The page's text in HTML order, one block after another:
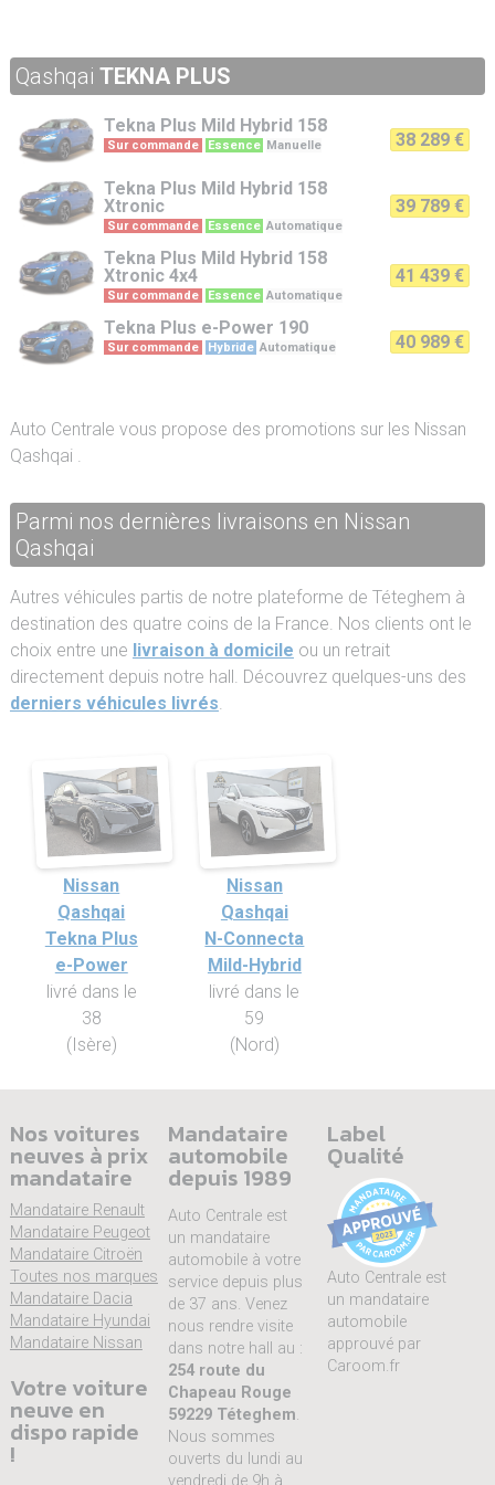
Qashqai TEKNA PLUS
Tekna Plus Mild Hybrid 158
Sur commande Essence Manuelle 38 289 €
Tekna Plus Mild Hybrid 158
Xtronic
Sur commande Essence Automatique
39 789 €
Tekna Plus Mild Hybrid 158
Xtronic 4x4
Sur commande Essence Automatique
41 439 €
Tekna Plus e-Power 190
Sur commande Hybride Automatique 40 989 €
Auto Centrale vous propose des promotions sur les Nissan
Qashqai .
Parmi nos dernières livraisons en Nissan
Qashqai
Autres véhicules partis de notre plateforme de Téteghem à
destination des quatre coins de la France. Nos clients ont le
choix entre une livraison à domicile ou un retrait
directement depuis notre hall. Découvrez quelques-uns des
derniers véhicules livrés.
Nissan
Qashqai
Tekna Plus
e-Power
livré dans le
38
(Isère)
Nissan
Qashqai
N-Connecta
Mild-Hybrid
livré dans le
59
(Nord)
Nos voitures
neuves à prix
mandataire
Mandataire Renault
Mandataire Peugeot
Mandataire Citroën
Toutes nos marques
Mandataire Dacia
Mandataire Hyundai
Mandataire Nissan
Votre voiture
neuve en
dispo rapide
!
Mandataire
automobile
depuis 1989
Auto Centrale est
un mandataire
automobile à votre
service depuis plus
de 37 ans. Venez
nous rendre visite
dans notre hall au :
254 route du
Chapeau Rouge
59229 Téteghem.
Nous sommes
ouverts du lundi au
vendredi de 9h à
Label
Qualité
Auto Centrale est
un mandataire
automobile
approuvé par
Caroom.fr